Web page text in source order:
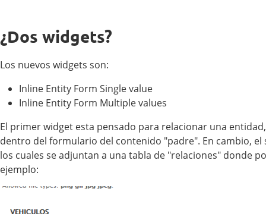
¿Dos widgets?
Los nuevos widgets son:
Inline Entity Form Single value
Inline Entity Form Multiple values
El primer widget esta pensado para relacionar una
dentro del formulario del contenido "padre". En cambio,
los cuales se adjuntan a una tabla de "relaciones" donde
ejemplo: